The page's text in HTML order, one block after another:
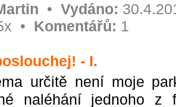
• Vydáno:
• Komentářů: 1
- I.
určitě není moje
naléhání jednoho z